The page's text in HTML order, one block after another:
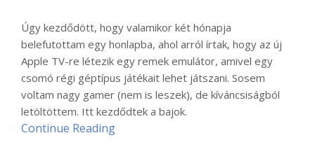
Úgy kezdődött, hogy valamikor két hónapja
belefutottam egy honlapba, ahol arról írtak, hogy az új
Apple TV-re létezik egy remek emulátor, amivel egy
csomó régi géptípus játékait lehet játszani. Sosem
voltam nagy gamer (nem is leszek), de kíváncsiságból
letöltöttem. Itt kezdődtek a bajok.
Continue Reading